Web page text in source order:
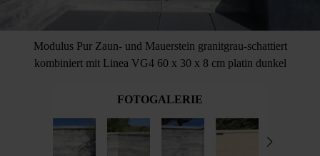
Modulus Pur Zaun- und Mauerstein granitgrau-schattiert
kombiniert mit Linea VG4 60 x 30 x 8 cm platin dunkel
FOTOGALERIE